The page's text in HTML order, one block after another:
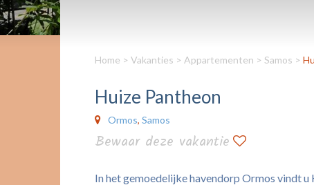
Home > Vakanties > Appartementen > Samos >
Huize Pantheon
Ormos, Samos
Bewaar deze vakantie
In het gemoedelijke havendorp Ormos vindt u